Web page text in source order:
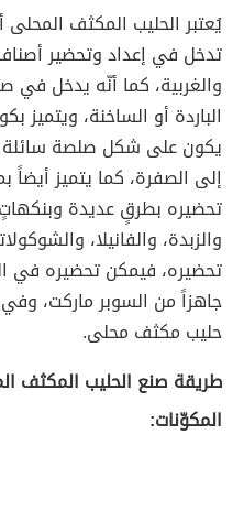
يُعتبر الحليب المكثف
تدخل في إعداد وتحضير
والغربية، كما أنّه يدخل في
الباردة أو الساخنة، ويتميز
يكون على شكل صلصة سائلة
إلى الصفرة، كما يتميز أيضاً
تحضيره بطرقٍ عديدة
والزبدة، والفانيلا،
تحضيره، فيمكن تحضيره في
جاهزاً من السوبر ماركت،
حليب مكثف محلى.
طريقة صنع الحليب المكثف
المكوّنات: